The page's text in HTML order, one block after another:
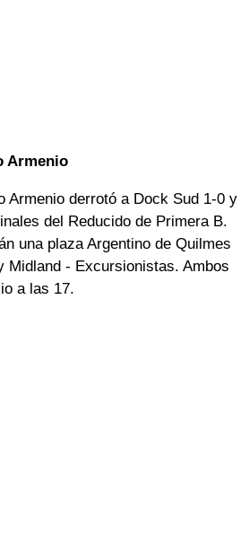
Armenio
Armenio derrotó a Dock Sud 1-0 y
del Reducido de Primera B.
una plaza Argentino de Quilmes
Midland - Excursionistas. Ambos
a las 17.